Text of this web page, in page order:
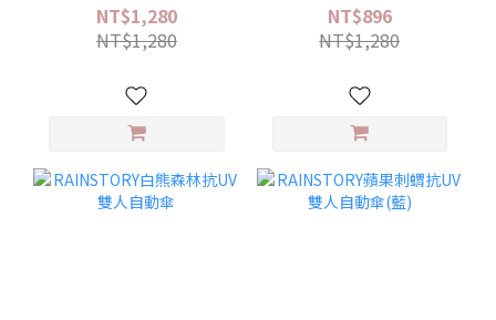
NT$1,280
NT$1,280
NT$896
NT$1,280